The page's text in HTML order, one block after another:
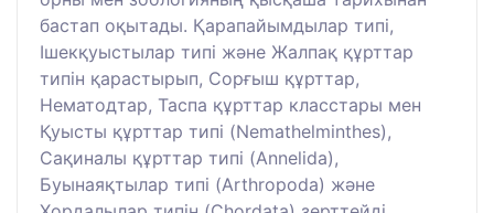
бастап оқытады. Қарапайымдылар типі,
Ішекқуыстылар типі және Жалпақ құрттар
типін қарастырып, Сорғыш құрттар,
Нематодтар, Таспа құрттар класстары мен
Қуысты құрттар типі (Nemathelminthes),
Сақиналы құрттар типі (Annelida),
Буынаяқтылар типі (Arthropoda) және